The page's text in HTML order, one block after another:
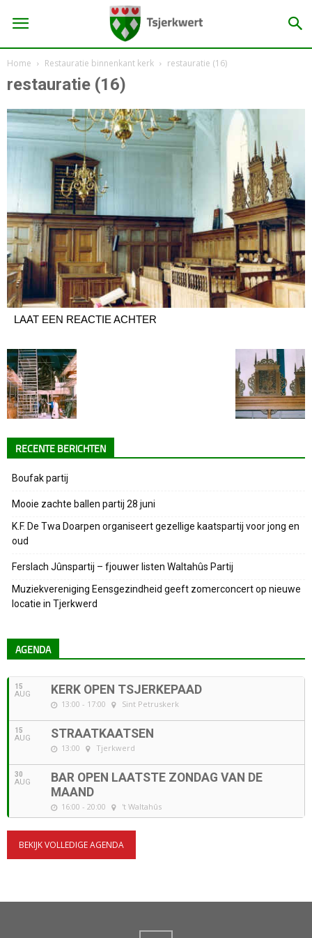
Home Restauratie binnenkant kerk restauratie (16)
restauratie (16)
LAAT EEN REACTIE ACHTER
RECENTE BERICHTEN
Boufak partij
Mooie zachte ballen partij 28 juni
K.F. De Twa Doarpen organiseert gezellige kaatspartij voor jong en
oud
Ferslach Jûnspartij – fjouwer listen Waltahûs Partij
Muziekvereniging Eensgezindheid geeft zomerconcert op nieuwe
locatie in Tjerkwerd
AGENDA
15
AUG KERK OPEN TSJERKEPAAD
13:00 - 17:00 Sint Petruskerk
15
AUG STRAATKAATSEN
13:00 Tjerkwerd
30
AUG
BAR OPEN LAATSTE ZONDAG VAN DE
MAAND
16:00 - 20:00 't Waltahûs
BEKIJK VOLLEDIGE AGENDA